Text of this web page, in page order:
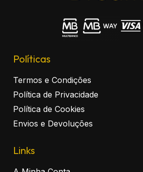
Políticas
Termos e Condições
Política de Privacidade
Política de Cookies
Envios e Devoluções
Links